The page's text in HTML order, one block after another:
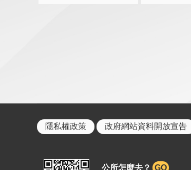
隱私權政策 政府網站資料開放宣告
公所怎麼去？ GO